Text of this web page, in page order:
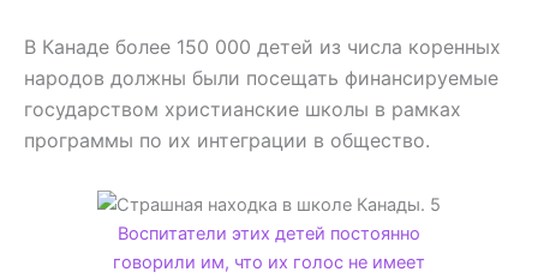
В Канаде более 150 000 детей из числа коренных
народов должны были посещать финансируемые
государством христианские школы в рамках
программы по их интеграции в общество.
Воспитатели этих детей постоянно
говорили им, что их голос не имеет